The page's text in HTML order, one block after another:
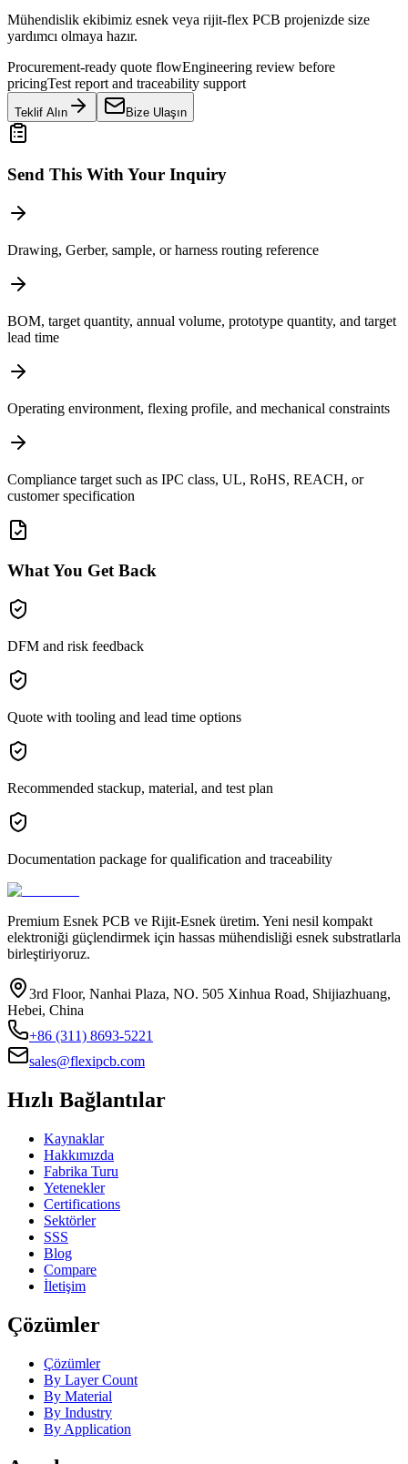
Mühendislik ekibimiz esnek veya rijit-flex PCB projenizde size
yardımcı olmaya hazır.
Procurement-ready quote flowEngineering review before
pricingTest report and traceability support
Teklif Alın Bize Ulaşın
Send This With Your Inquiry
Drawing, Gerber, sample, or harness routing reference
BOM, target quantity, annual volume, prototype quantity, and target
lead time
Operating environment, flexing profile, and mechanical constraints
Compliance target such as IPC class, UL, RoHS, REACH, or
customer specification
What You Get Back
DFM and risk feedback
Quote with tooling and lead time options
Recommended stackup, material, and test plan
Documentation package for qualification and traceability
Premium Esnek PCB ve Rijit-Esnek üretim. Yeni nesil kompakt
elektroniği güçlendirmek için hassas mühendisliği esnek substratlarla
birleştiriyoruz.
3rd Floor, Nanhai Plaza, NO. 505 Xinhua Road, Shijiazhuang,
Hebei, China
+86 (311) 8693-5221
sales@flexipcb.com
Hızlı Bağlantılar
Kaynaklar
Hakkımızda
Fabrika Turu
Yetenekler
Certifications
Sektörler
SSS
Blog
Compare
İletişim
Çözümler
Çözümler
By Layer Count
By Material
By Industry
By Application